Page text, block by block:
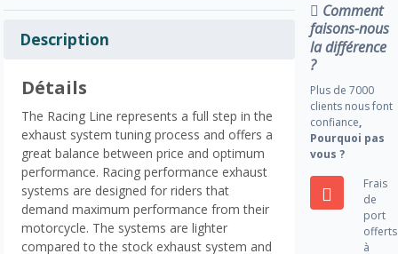
Description
Détails
The Racing Line represents a full step in the
exhaust system tuning process and offers a
great balance between price and optimum
performance. Racing performance exhaust
systems are designed for riders that
demand maximum performance from their
motorcycle. The systems are lighter
compared to the stock exhaust system and
Comment
faisons-nous
la différence
?
Plus de 7000
clients nous font
confiance,
Pourquoi pas
vous ?
Frais
de
port
offerts
à